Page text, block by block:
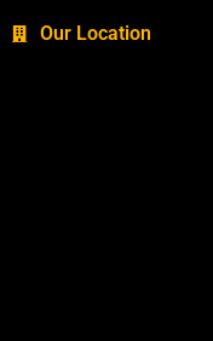
Our Location